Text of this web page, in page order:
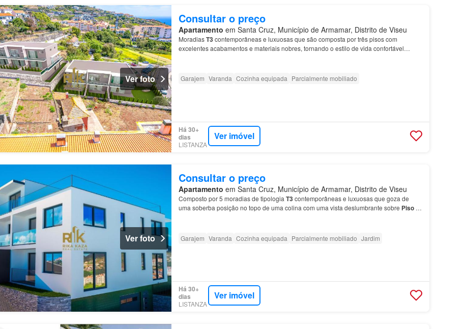
Ver foto
Consultar o preço
Apartamento em Santa Cruz, Município de Armamar, Distrito de Viseu
MoradiasT3contemporâneas e luxuosas que são composta por três pisos com
excelentes acabamentos e materiais nobres, tornando o estilo de vida confortável
Garajem Varanda Cozinha equipada Parcialmente mobiliado
Há 30+
dias
LISTANZA
Ver imóvel
Ver foto
Consultar o preço
Apartamento em Santa Cruz, Município de Armamar, Distrito de Viseu
Composto por 5 moradias de tipologia T3contemporâneas e luxuosas que goza de
uma soberba posição no topo de uma colina com uma vista deslumbrante sobre Piso0:
Garajem Varanda Cozinha equipada Parcialmente mobiliado Jardim
Há 30+
dias
LISTANZA
Ver imóvel